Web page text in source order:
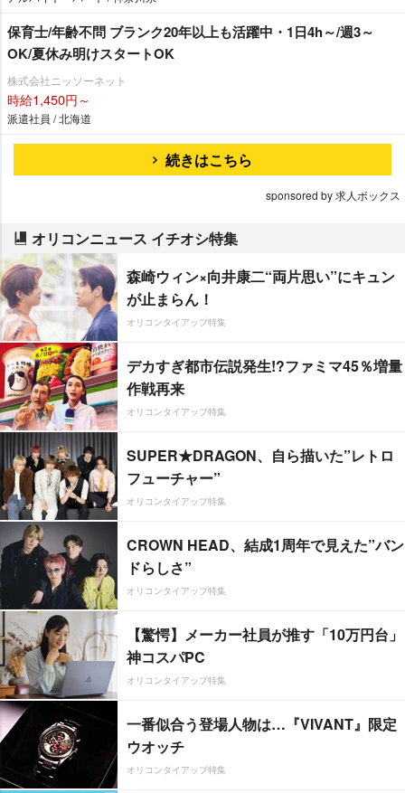
保育士/年齢不問 ブランク20年以上も活躍中・1日4h～/週3～
OK/夏休み明けスタートOK
株式会社ニッソーネット
時給1,450円～
派遣社員 / 北海道
続きはこちら
sponsored by 求人ボックス
オリコンニュース イチオシ特集
森崎ウィン×向井康二“両片思い”にキュン
が止まらん！
オリコンタイアップ特集
デカすぎ都市伝説発生!?ファミマ45％増量
作戦再来
オリコンタイアップ特集
SUPER★DRAGON、自ら描いた”レトロ
フューチャー”
オリコンタイアップ特集
CROWN HEAD、結成1周年で見えた”バン
ドらしさ”
オリコンタイアップ特集
【驚愕】メーカー社員が推す「10万円台」
神コスパPC
オリコンタイアップ特集
一番似合う登場人物は…『VIVANT』限定
ウオッチ
オリコンタイアップ特集